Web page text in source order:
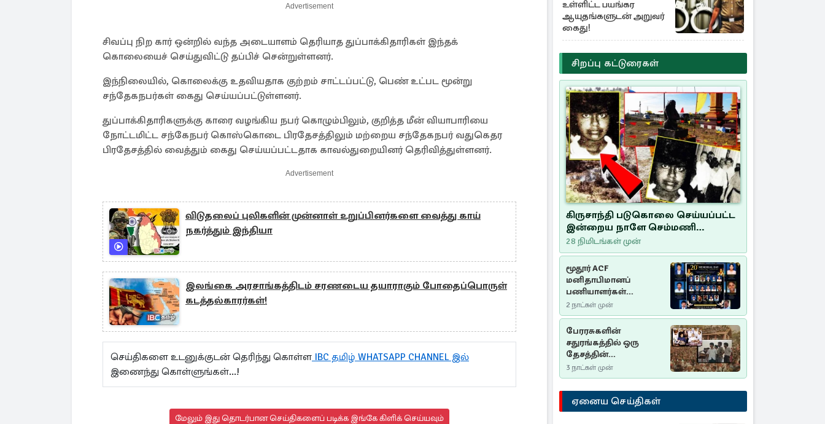
Advertisement
சிவப்பு நிற கார் ஒன்றில் வந்த அடையாளம் தெரியாத துப்பாக்கிதாரிகள் இந்தக்
கொலையைச் செய்துவிட்டு தப்பிச் சென்றுள்ளனர்.
இந்நிலையில், கொலைக்கு உதவியதாக குற்றம் சாட்டப்பட்டு, பெண் உட்பட மூன்று
சந்தேகநபர்கள் கைது செய்யப்பட்டுள்ளனர்.
துப்பாக்கிதாரிகளுக்கு காரை வழங்கிய நபர் கொழும்பிலும், குறித்த மீன் வியாபாரியை
நோட்டமிட்ட சந்கேநபர் கொஸ்கொடை பிரதேசத்திலும் மற்றைய சந்தேகநபர் வதுகெதர
பிரதேசத்தில் வைத்தும் கைது செய்யப்பட்டதாக காவல்துறையினர் தெரிவித்துள்ளனர்.
Advertisement
விடுதலைப் புலிகளின் முன்னாள் உறுப்பினர்களை வைத்து காய்
நகர்த்தும் இந்தியா
இலங்கை அரசாங்கத்திடம் சரணடைய தயாராகும் போதைப்பொருள்
கடத்தல்காரர்கள்!
செய்திகளை உடனுக்குடன் தெரிந்து கொள்ள IBC தமிழ் WHATSAPP CHANNEL இல்
இணைந்து கொள்ளுங்கள்...!
மேலும் இது தொடர்பான செய்திகளைப் படிக்க இங்கே கிளிக் செய்யவும்
உள்ளிட்ட பயங்கர
ஆயுதங்களுடன் அறுவர்
கைது!
சிறப்பு கட்டுரைகள்
கிருசாந்தி படுகொலை செய்யப்பட்ட
இன்றைய நாளே செம்மணி
இனப்படுகொலை தினம்…!
28 நிமிடங்கள் முன்
மூதூர் ACF
மனிதாபிமானப்
பணியாளர்கள்
படுகொலை (2006): 20
ஆண்டுகளாகியும் நீதி
மறுக்கப்பட்ட
மனிதாபிமானப்
பேரவலம்
2 நாட்கள் முன்
பேரரசுகளின்
சதுரங்கத்தில் ஒரு
தேசத்தின்
தீர்க்கதரிசனம் :
சுதுமலை பிரகடனம்
ஒரு வரலாற்றுப் பாடம்
3 நாட்கள் முன்
ஏனைய செய்திகள்